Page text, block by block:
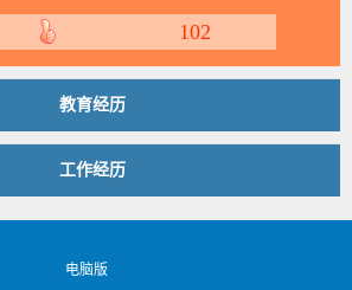
102
教育经历
工作经历
电脑版